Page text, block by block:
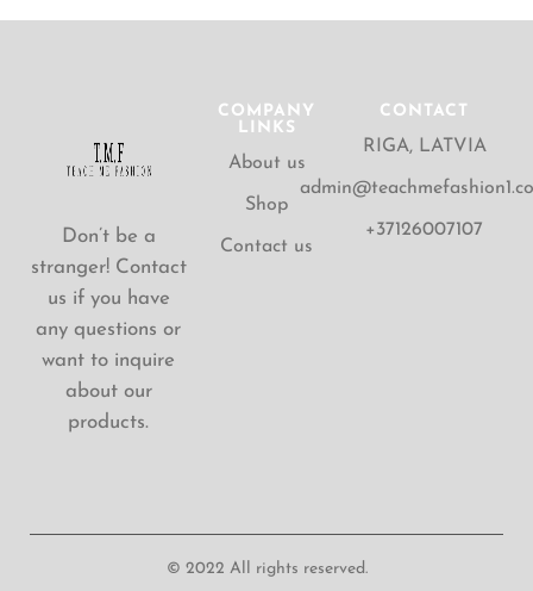
Don’t be a
stranger! Contact
us if you have
any questions or
want to inquire
about our
products.
COMPANY
LINKS
About us
Shop
Contact us
CONTACT
RIGA, LATVIA
+37126007107
© 2022 All rights reserved.